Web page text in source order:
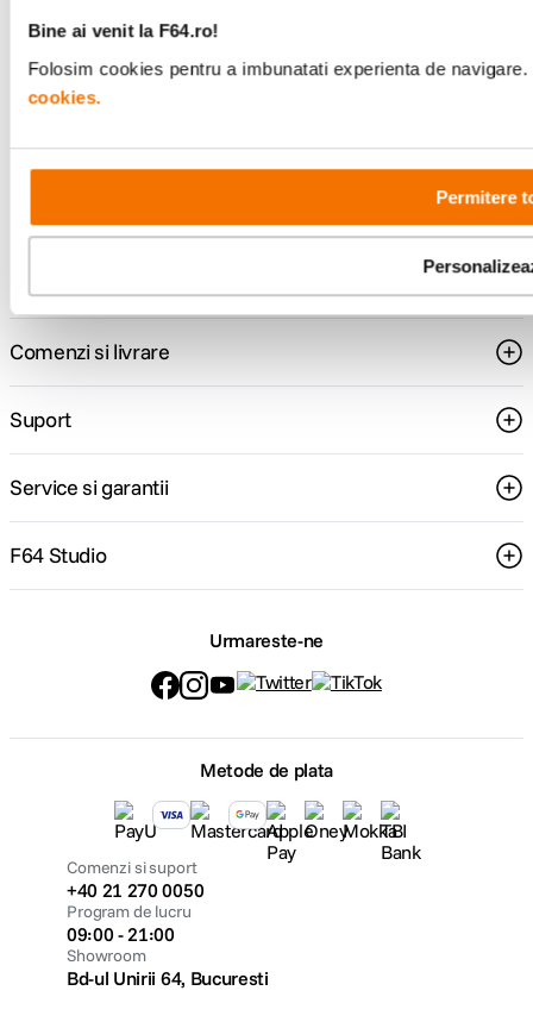
Bine ai venit la F64.ro!
Folosim cookies pentru a imbunatati experienta de
cookies.
Permitere
Alatura-te comunitatii creatorilor
Descopera inspiratie, recomandari utile,
ghiduri foto-video si oferte pregatite special
specializata
499lei
Comenzi si livrare
Suport
Service si garantii
F64 Studio
Urmareste-ne
Metode de plata
Comenzi si suport
+40 21 270 0050
Program de lucru
09:00 - 21:00
Showroom
Bd-ul Unirii 64, Bucuresti